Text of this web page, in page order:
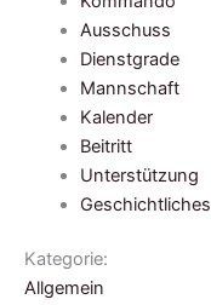
Ausschuss
Dienstgrade
Mannschaft
Kalender
Beitritt
Unterstützung
Geschichtliches
Kategorie:
Allgemein